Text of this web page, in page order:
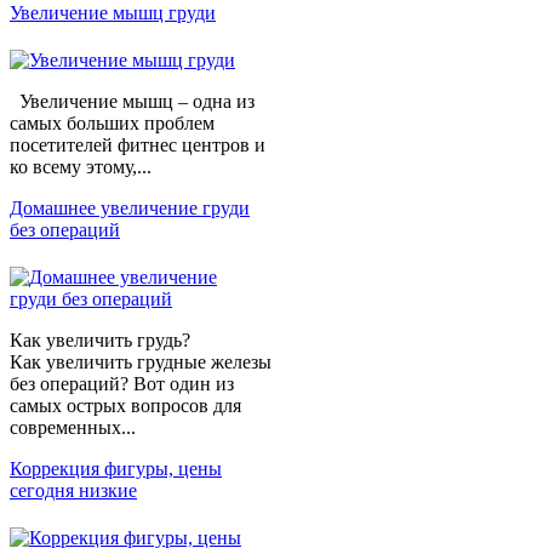
Увеличение мышц груди
Увеличение мышц – одна из
самых больших проблем
посетителей фитнес центров и
ко всему этому,...
Домашнее увеличение груди
без операций
Как увеличить грудь?
Как увеличить грудные железы
без операций? Вот один из
самых острых вопросов для
современных...
Коррекция фигуры, цены
сегодня низкие